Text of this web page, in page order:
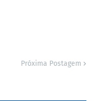
Próxima Postagem